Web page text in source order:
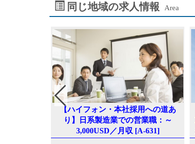
同じ地域の求人情報 Area
【ハイフォン・本社採用への道あ
り】日系製造業での営業職：～
3,000USD／月収 [A-631]